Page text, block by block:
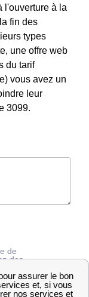
l'ouverture à la
fin des
types
une offre web
du tarif
vous avez un
leur
3099.
de
des